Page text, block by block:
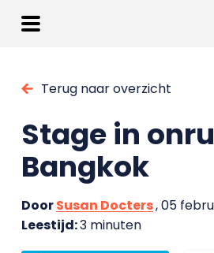
Terug naar overzicht
Stage in
Bangkok
DoorSusan Docters, 05
Leestijd:3 minuten